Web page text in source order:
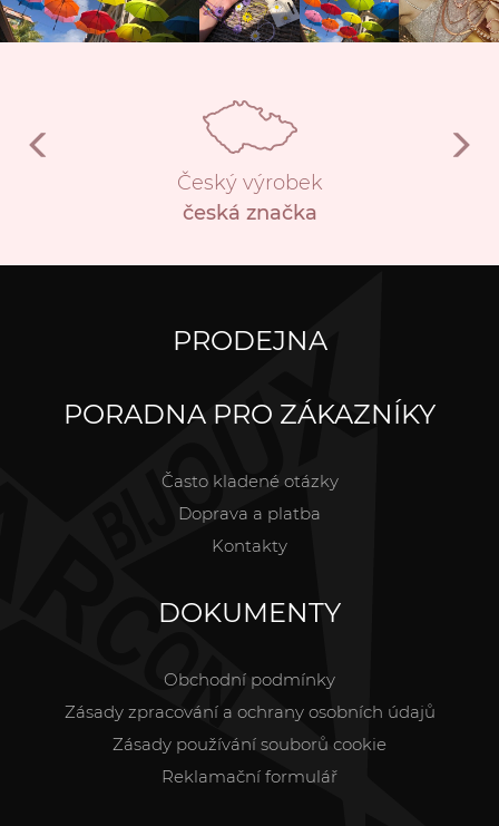
Český výrobek
česká značka
PRODEJNA
PORADNA PRO ZÁKAZNÍKY
Často kladené otázky
Doprava a platba
Kontakty
DOKUMENTY
Obchodní podmínky
Zásady zpracování a ochrany osobních údajů
Zásady používání souborů cookie
Reklamační formulář